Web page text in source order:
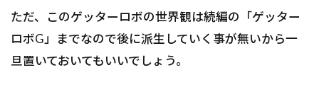
ただ、このゲッターロボの世界観は続編の「ゲッター
ロボG」までなので後に派生していく事が無いから一
旦置いておいてもいいでしょう。